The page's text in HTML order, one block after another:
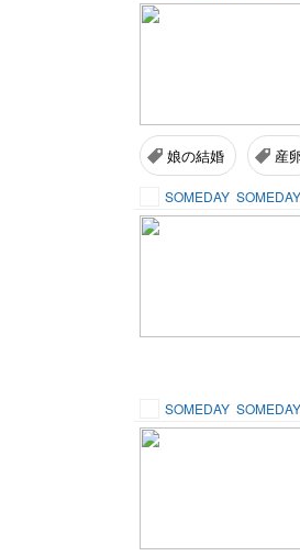
娘の結婚 産
SOMEDAY
SOMEDAY